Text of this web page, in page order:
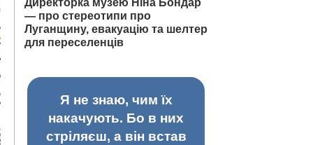
Директорка музею Ніна Бондар
— про стереотипи про
Луганщину, евакуацію та шелтер
для переселенців
Я не знаю, чим їх
накачують. Бо в них
стріляєш, а він встав